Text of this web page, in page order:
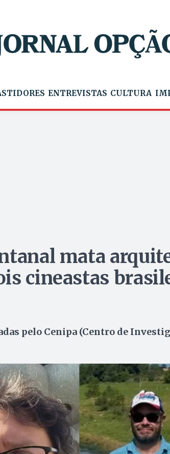
ENTREVISTAS CULTURA
mata
cineastas
pelo Cenipa (Centro de